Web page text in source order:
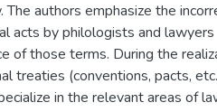
authors emphasize the
acts by philologists and lawyers
of those terms. During the
treaties (conventions, pacts,
in the relevant areas of